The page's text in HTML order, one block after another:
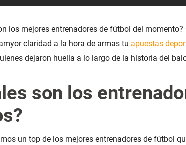
los mejores entrenadores de fútbol del
claridad a la hora de armas tu apuestas
dejaron huella a lo largo de la historia del
son los
un top de los mejores entrenadores de fútbol